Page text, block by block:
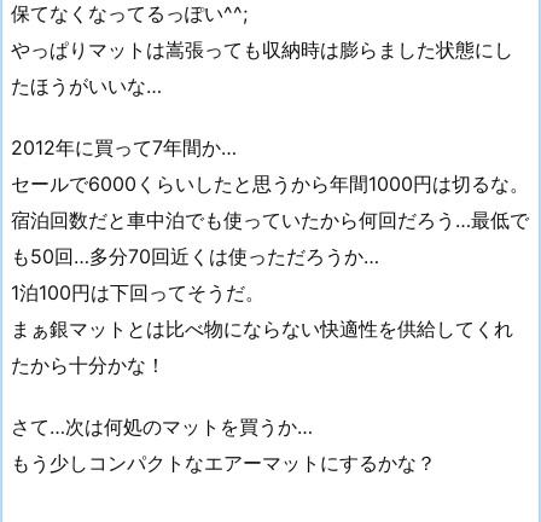
保てなくなってるっぽい^^;
やっぱりマットは嵩張っても収納時は膨らました状態にし
たほうがいいな…
2012年に買って7年間か…
セールで6000くらいしたと思うから年間1000円は切るな。
宿泊回数だと車中泊でも使っていたから何回だろう…最低で
も50回…多分70回近くは使っただろうか…
1泊100円は下回ってそうだ。
まぁ銀マットとは比べ物にならない快適性を供給してくれ
たから十分かな！
さて…次は何処のマットを買うか…
もう少しコンパクトなエアーマットにするかな？